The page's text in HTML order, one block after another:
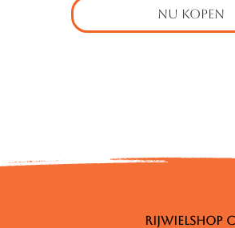
NU KOPEN
RIJWIELSHOP